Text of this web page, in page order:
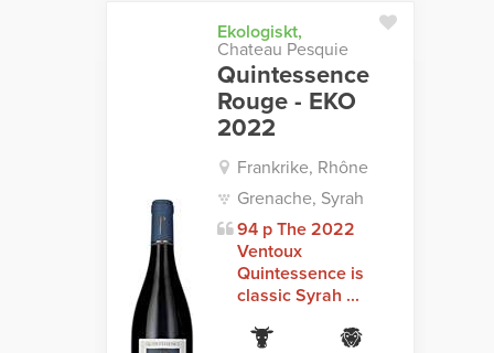
Ekologiskt,
Chateau Pesquie
Quintessence
Rouge - EKO
2022
Frankrike, Rhône
Grenache, Syrah
94 p The 2022
Ventoux
Quintessence is
classic Syrah ...